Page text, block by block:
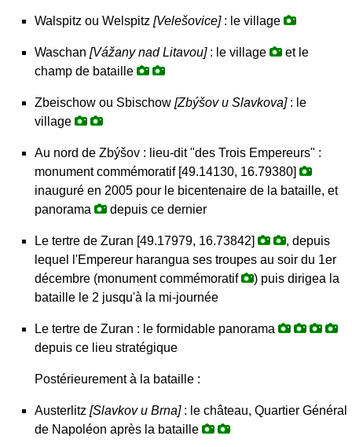
Walspitz ou Welspitz [Velešovice]: le village
Waschan [Vážany nad Litavou]: le village
et le
champ de bataille
Zbeischow ou Sbischow [Zbýšov u Slavkova]: le
village
Au nord de Zbýšov : lieu-dit "des Trois Empereurs" :
monument commémoratif [49.14130, 16.79380]
inauguré en 2005 pour le bicentenaire de la bataille, et
panorama
depuis ce dernier
Le tertre de Zuran [49.17979, 16.73842]
, depuis
lequel l'Empereur harangua ses troupes au soir du 1er
décembre (monument commémoratif
) puis dirigea la
bataille le 2 jusqu'à la mi-journée
Le tertre de Zuran : le formidable panorama
depuis ce lieu stratégique
Postérieurement à la bataille :
Austerlitz [Slavkov u Brna]: le château, Quartier Général
de Napoléon après la bataille